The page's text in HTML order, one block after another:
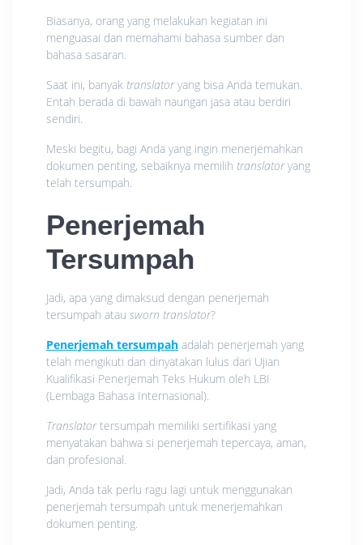
Biasanya, orang yang melakukan kegiatan ini
menguasai dan memahami bahasa sumber dan
bahasa sasaran.
Saat ini, banyak translatoryang bisa Anda temukan.
Entah berada di bawah naungan jasa atau berdiri
sendiri.
Meski begitu, bagi Anda yang ingin menerjemahkan
dokumen penting, sebaiknya memilih translatoryang
telah tersumpah.
Penerjemah
Tersumpah
Jadi, apa yang dimaksud dengan penerjemah
tersumpah atau sworn translator?
Penerjemah tersumpah adalah penerjemah yang
telah mengikuti dan dinyatakan lulus dari Ujian
Kualifikasi Penerjemah Teks Hukum oleh LBI
(Lembaga Bahasa Internasional).
Translatortersumpah memiliki sertifikasi yang
menyatakan bahwa si penerjemah tepercaya, aman,
dan profesional.
Jadi, Anda tak perlu ragu lagi untuk menggunakan
penerjemah tersumpah untuk menerjemahkan
dokumen penting.